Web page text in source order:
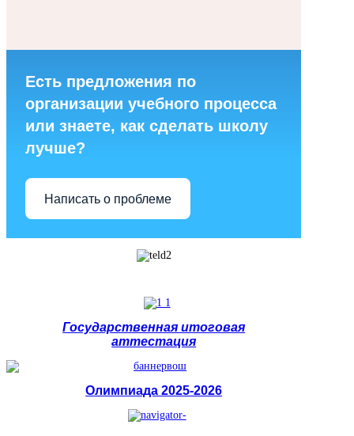
Есть предложения по
организации учебного процесса
или знаете, как сделать школу
лучше?
Написать о проблеме
Государственная итоговая
аттестация
Олимпиада 2025-2026